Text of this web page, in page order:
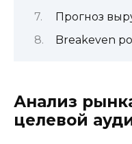
Прогноз
Breakeven
Анализ
целевой